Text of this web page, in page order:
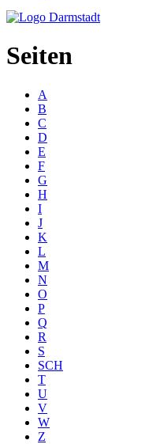
Seiten
A
B
C
D
E
F
G
H
I
J
K
L
M
N
O
P
Q
R
S
SCH
T
U
V
W
Z